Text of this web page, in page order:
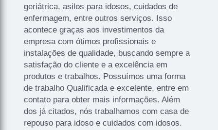
geriátrica, asilos para idosos, cuidados de
enfermagem, entre outros serviços. Isso
acontece graças aos investimentos da
empresa com ótimos profissionais e
instalações de qualidade, buscando sempre a
satisfação do cliente e a excelência em
produtos e trabalhos. Possuímos uma forma
de trabalho Qualificada e excelente, entre em
contato para obter mais informações. Além
dos já citados, nós trabalhamos com casa de
repouso para idoso e cuidados com idosos.